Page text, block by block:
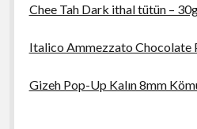
Chee Tah Dark ithal tütün –
Italico Ammezzato Chocolate
Gizeh Pop-Up Kalın 8mm